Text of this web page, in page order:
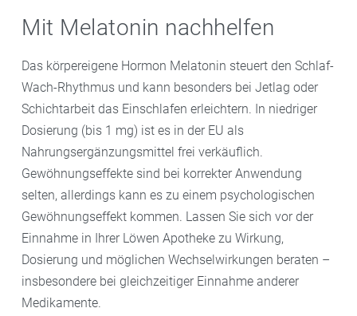
Magenbeschwerden, können sehr kalte Getränke am
zimmerwarme Getränke wie Wasser oder ungesüßter
Kräutertee.
Einreibungen oder Frischegels mit Pflanzenextrakten
aus Pfefferminze, Latschenkiefernöl,
oder
Aloe
vera
kühlen die Haut vor dem Schlafengehen. In Ihrer
Löwen Apotheke erhalten Sie das passende Produkt.
Mit Melatonin nachhelfen
Das körpereigene Hormon Melatonin steuert den Schlaf-
Wach-Rhythmus und kann besonders bei Jetlag oder
Schichtarbeit das Einschlafen erleichtern. In niedriger
Dosierung (bis 1 mg) ist es in der EU als
Nahrungsergänzungsmittel frei verkäuflich.
Gewöhnungseffekte sind bei korrekter Anwendung
selten, allerdings kann es zu einem psychologischen
Gewöhnungseffekt kommen. Lassen Sie sich vor der
Einnahme in Ihrer Löwen Apotheke zu Wirkung,
Dosierung und möglichen Wechselwirkungen beraten –
insbesondere bei gleichzeitiger Einnahme anderer
Medikamente.